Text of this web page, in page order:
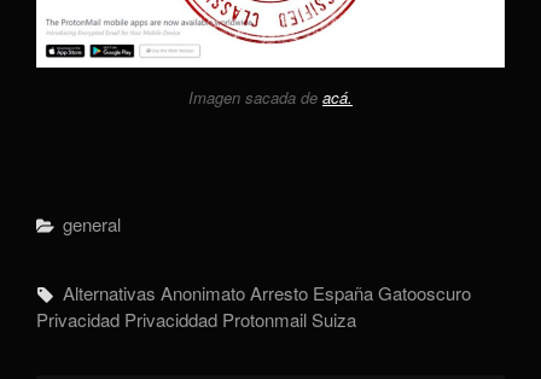
Imagen sacada de acá.
Categorías
General
Etiquetas,
Alternativas AnonimatoArresto EspañaGatooscuro
Privacidad Privaciddad ProtonmailSuiza